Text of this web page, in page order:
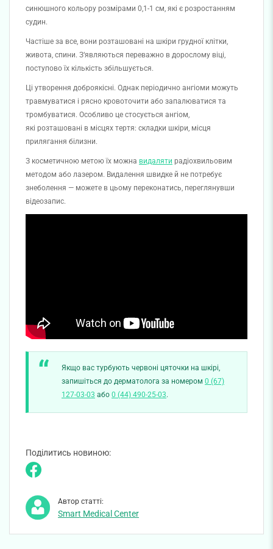
синюшного кольору розмірами 0,1-1 см, які є розростанням
судин.
Частіше за все, вони розташовані на шкіри грудної клітки,
живота, спини. З‘являються переважно в дорослому віці,
поступово їх кількість збільшується.
Ці утворення доброякісні. Однак періодично ангіоми можуть
травмуватися і рясно кровоточити або запалюватися та
тромбуватися. Особливо це стосується ангіом,
які розташовані в місцях тертя: складки шкіри, місця
прилягання білизни.
З косметичною метою їх можна видаляти радіохвильовим
методом або лазером. Видалення швидке й не потребує
знеболення — можете в цьому переконатись, переглянувши
відеозапис.
Якщо вас турбують червоні цяточки на шкірі,
запишіться до дерматолога за номером 0 (67)
127-03-03 або 0 (44) 490-25-03.
Поділитись новиною:
Автор статті:
Smart Medical Center